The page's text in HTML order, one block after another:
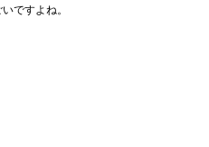
ですよね。